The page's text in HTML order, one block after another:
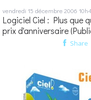
vendredi 15 décembre 2006
Logiciel Ciel : Plus que
prix d'anniversaire
Share